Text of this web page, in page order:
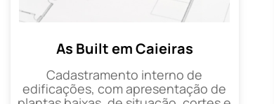
As Built em Caieiras
Cadastramento interno de
edificações, com apresentação de